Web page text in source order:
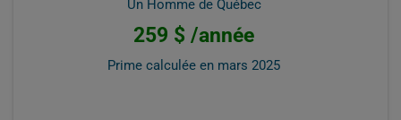
Un Homme de Québec
259 $ /année
Prime calculée en mars 2025